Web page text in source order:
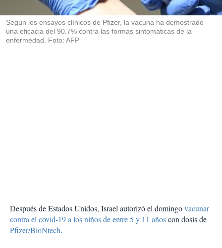
Según los ensayos clínicos de Pfizer, la vacuna ha demostrado
una eficacia del 90.7% contra las formas sintomáticas de la
enfermedad. Foto: AFP
Después de Estados Unidos, Israel autorizó el domingovacunar
contra el covid-19 a los niños de entre 5 y 11 añoscon dosis de
Pfizer/BioNtech.